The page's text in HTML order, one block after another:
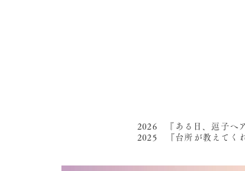
2026 『ある日、逗子へ
2025 『台所が教えてく